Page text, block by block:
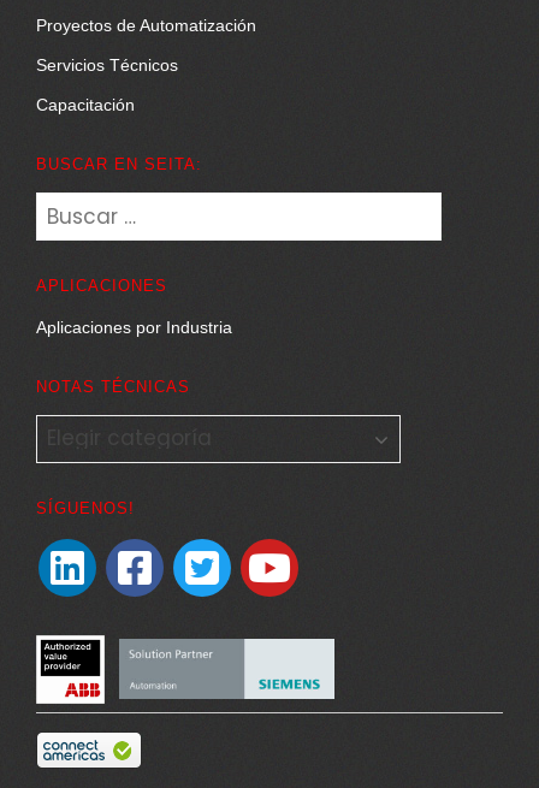
Proyectos de Automatización
Servicios Técnicos
Capacitación
BUSCAR EN SEITA:
Buscar:
APLICACIONES
Aplicaciones por Industria
NOTAS TÉCNICAS
NOTAS
TÉCNICAS
SÍGUENOS!